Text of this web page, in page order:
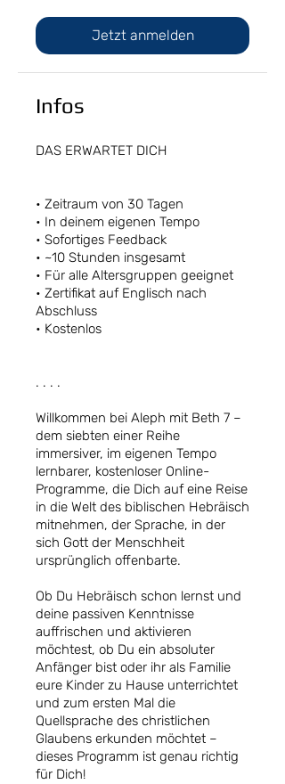
Jetzt anmelden
Infos
DAS ERWARTET DICH
• Zeitraum von 30 Tagen
• In deinem eigenen Tempo
• Sofortiges Feedback
• ~10 Stunden insgesamt
• Für alle Altersgruppen geeignet
• Zertifikat auf Englisch nach
Abschluss
• Kostenlos
. . . .
Willkommen bei Aleph mit Beth 7 –
dem siebten einer Reihe
immersiver, im eigenen Tempo
lernbarer, kostenloser Online-
Programme, die Dich auf eine Reise
in die Welt des biblischen Hebräisch
mitnehmen, der Sprache, in der
sich Gott der Menschheit
ursprünglich offenbarte.
Ob Du Hebräisch schon lernst und
deine passiven Kenntnisse
auffrischen und aktivieren
möchtest, ob Du ein absoluter
Anfänger bist oder ihr als Familie
eure Kinder zu Hause unterrichtet
und zum ersten Mal die
Quellsprache des christlichen
Glaubens erkunden möchtet –
dieses Programm ist genau richtig
für Dich!